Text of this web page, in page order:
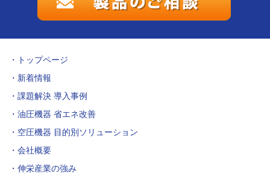
トップページ
新着情報
課題解決 導入事例
油圧機器 省エネ改善
空圧機器 目的別ソリューション
会社概要
伸栄産業の強み